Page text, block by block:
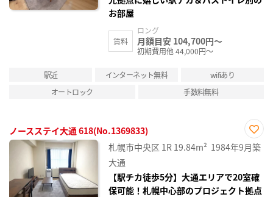
お部屋
賃料
ロング
月額目安 104,700円～
初期費用他 44,000円～
駅近 インターネット無料
wifiあり
オートロック
手数料無料
ノースステイ大通 618(No.1369833)
お気
に入
札幌市中央区 1R 19.84m² 1984年9月築
大通
【駅チカ徒歩5分】大通エリアで20室確
保可能！札幌中心部のプロジェクト拠点